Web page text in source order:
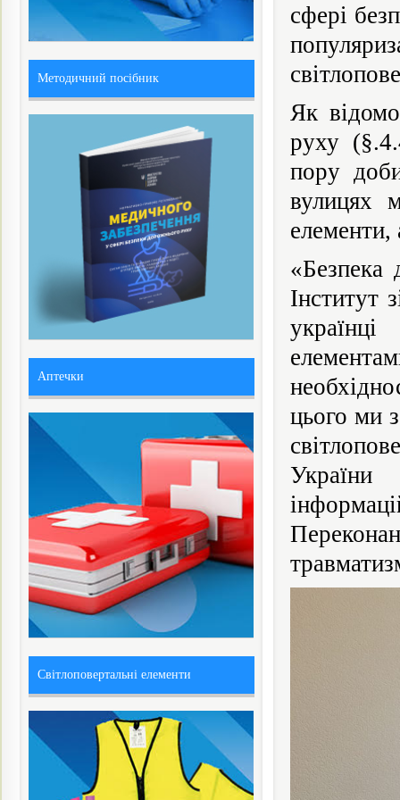
сфері
Як
руху
пору
вулицях
«Безпека
Інститут
українці
цього ми
України
Методичний посібник
Аптечки
Світлоповертальні елементи